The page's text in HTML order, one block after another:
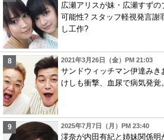
広瀬アリスが妹・広瀬すず
可能性? スタッフ軽視発言謝
し工作?
2021年3月26日（金）PM 21:03
サンドウィッチマン伊達み
けしも衝撃、血尿で病気発
2025年7月7日（月）PM 23:40
澪奈が内田有紀と姉妹関係